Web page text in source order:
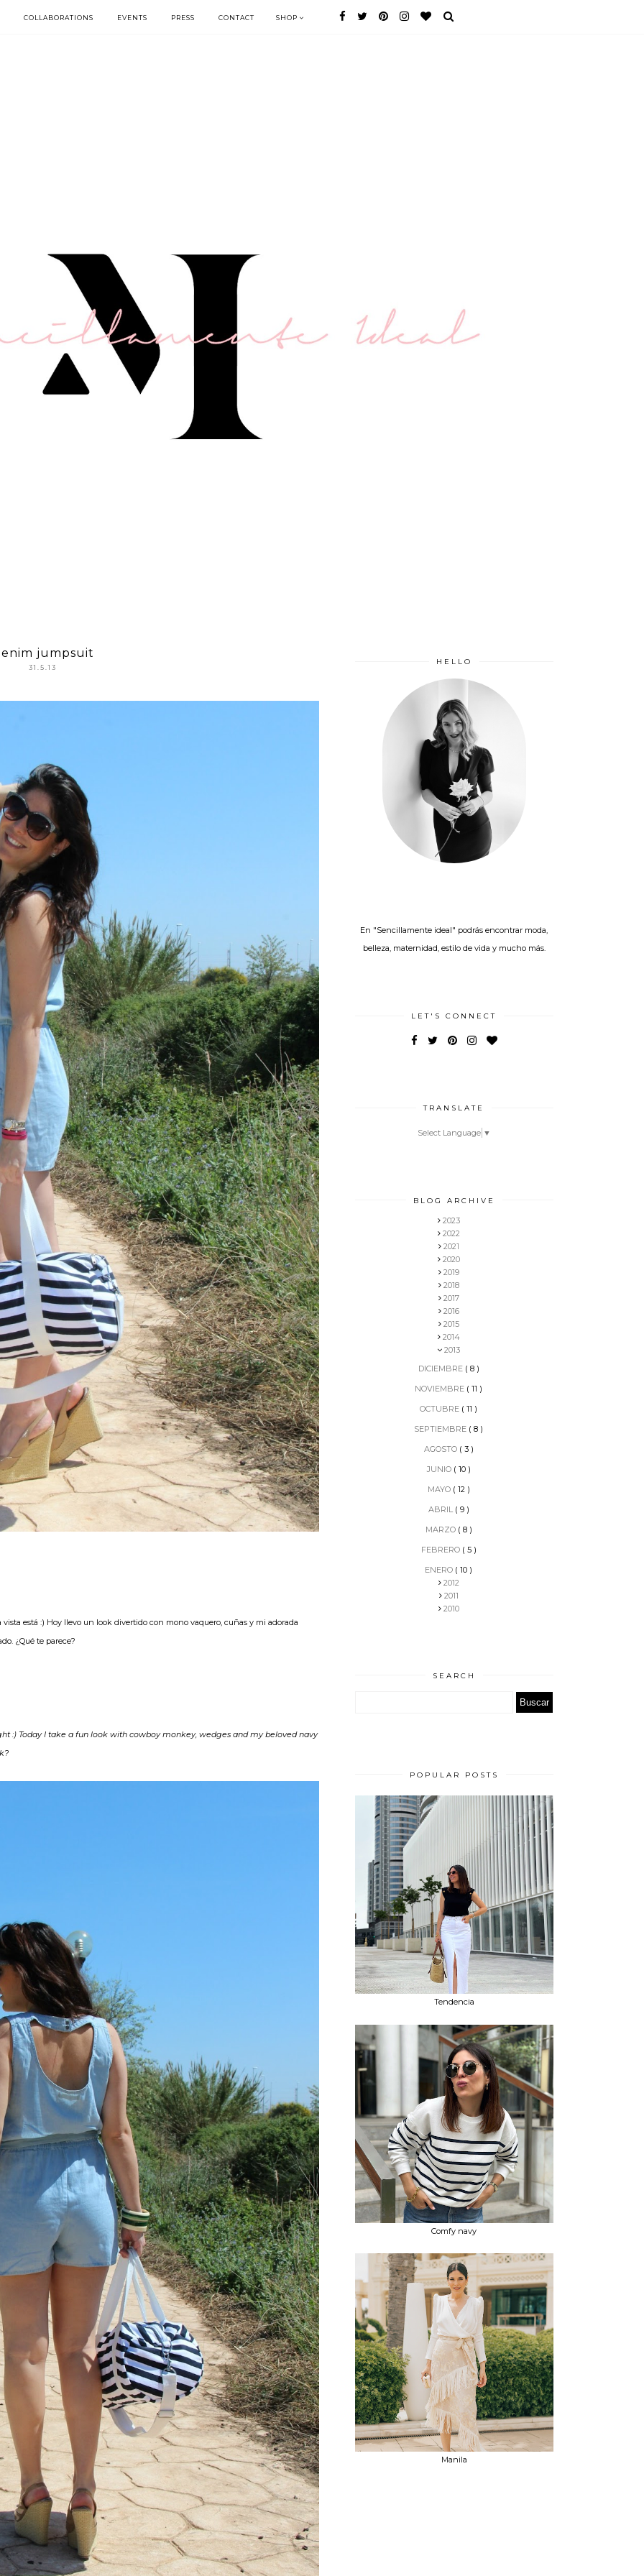
COLLABORATIONS EVENTS PRESS CONTACT SHOP
jumpsuit
31.5.13
está :) Hoy llevo un look divertido con mono vaquero, cuñas y mi adorada
¿Qué te parece?
:) Today I take a fun look with cowboy monkey, wedges and my beloved navy
HELLO
En "Sencillamente ideal" podrás encontrar moda,
belleza, maternidad, estilo de vida y mucho más.
LET'S CONNECT
TRANSLATE
Select Language ▼
BLOG ARCHIVE
2023
2022
2021
2020
2019
2018
2017
2016
2015
2014
2013
DICIEMBRE ( 8 )
NOVIEMBRE ( 11 )
OCTUBRE ( 11 )
SEPTIEMBRE ( 8 )
AGOSTO ( 3 )
JUNIO ( 10 )
MAYO ( 12 )
ABRIL ( 9 )
MARZO ( 8 )
FEBRERO ( 5 )
ENERO ( 10 )
2012
2011
2010
SEARCH
POPULAR POSTS
Tendencia
Comfy navy
Manila